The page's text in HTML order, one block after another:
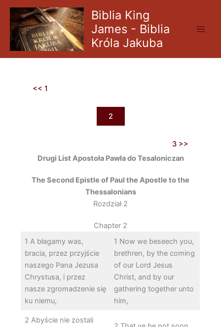
Skip
content
Biblia King
James - Biblia
Króla Jakuba
<< 1
2
3 >>
Drugi List Apostoła Pawła do Tesaloniczan
The Second Epistle of Paul the Apostle to the
Thessalonians
Rozdział 2
Chapter 2
1 A błagamy was,
bracia, przez przyjście
naszego Pana Jezusa
Chrystusa, i przez
nasze zgromadzenie się
ku niemu,
1 Now we beseech you,
brethren, by the coming
of our Lord Jesus
Christ, and by our
gathering together unto
him,
2 Abyście nie zostali